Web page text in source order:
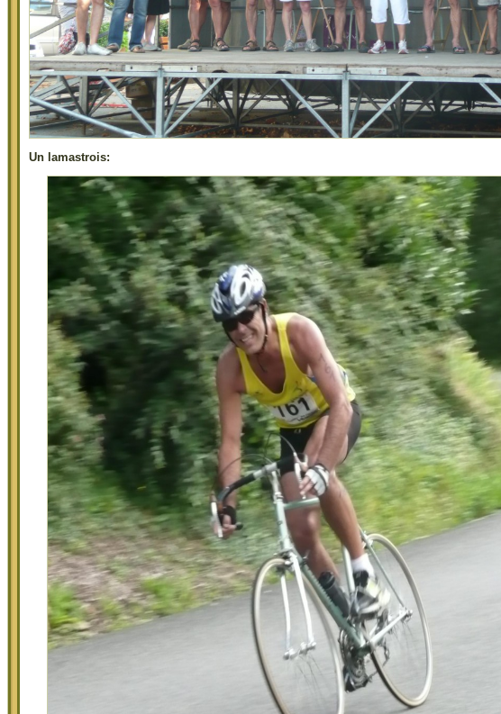
Un lamastrois: